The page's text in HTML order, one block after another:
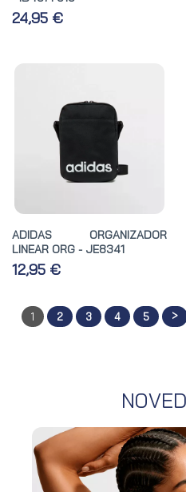
24,95 €
ADIDAS ORGANIZADOR
LINEAR ORG - JE8341
12,95 €
1 2 3 4 5 >